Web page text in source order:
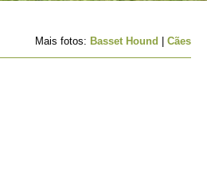
Mais fotos: Basset Hound Cães